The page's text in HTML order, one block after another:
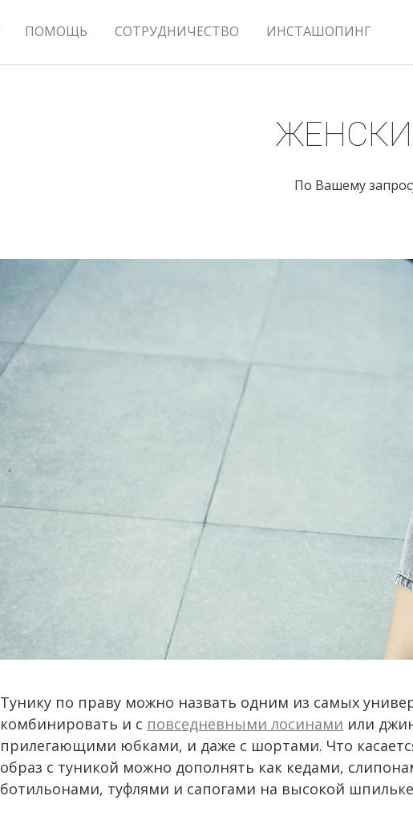
ПОМОЩЬ СОТРУДНИЧЕСТВО ИНСТАШОПИНГ
Тунику по праву можно назвать одним из самых
комбинировать и с повседневными лосинами или
прилегающими юбками, и даже с шортами. Что
образ с туникой можно дополнять как кедами,
ботильонами, туфлями и сапогами на высокой
По Вашему